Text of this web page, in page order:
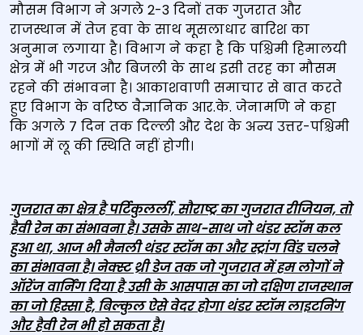
मौसम विभाग ने अगले 2-3 दिनों तक गुजरात और
राजस्थान में तेज हवा के साथ मूसलाधार बारिश का
अनुमान लगाया है। विभाग ने कहा है कि पश्चिमी हिमालयी
क्षेत्र में भी गरज और बिजली के साथ इसी तरह का मौसम
रहने की संभावना है। आकाशवाणी समाचार से बात करते
हुए विभाग के वरिष्ठ वैज्ञानिक आर.के. जेनामणि ने कहा
कि अगले 7 दिन तक दिल्ली और देश के अन्य उत्तर-पश्चिमी
भागों में लू की स्थिति नहीं होगी।
गुजरात का क्षेत्र है पर्टिकुलर्ली, सौराष्‍ट्र का गुजरात रीजियन, तो
हैवी रेन का संभावना है। उसके साथ-साथ जो थंडर स्‍टॉम कल
हुआ था, आज भी मैनली थंडर स्‍टॉम का और स्‍ट्रांग विंड चलने
का संभावना है। नेक्‍स्‍ट थ्री डेज तक जो गुजरात में हम लोगों ने
ऑरेंज वार्निंग दिया है उसी के आसपास का जो दक्षिण राजस्‍थान
का जो हिस्‍सा है, बिल्‍कुल ऐसे वेदर होगा थंडर स्‍टॉम लाइटनिंग
और हैवी रेन भी हो सकता है।